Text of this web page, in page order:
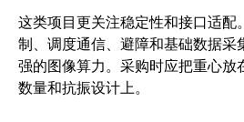
这类项目更关注稳定性和接口适配
制、调度通信、避障和基础数据采
强的图像算力。采购时应把重心放
数量和抗振设计上。